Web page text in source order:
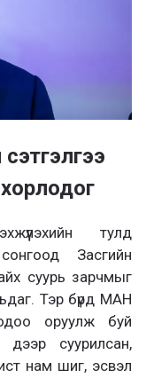
тулд
Засгийн
суурь зарчмыг
Тэр бүрд МАН
одоо оруулж буй
суурилсан,
нам шиг, эсвэл